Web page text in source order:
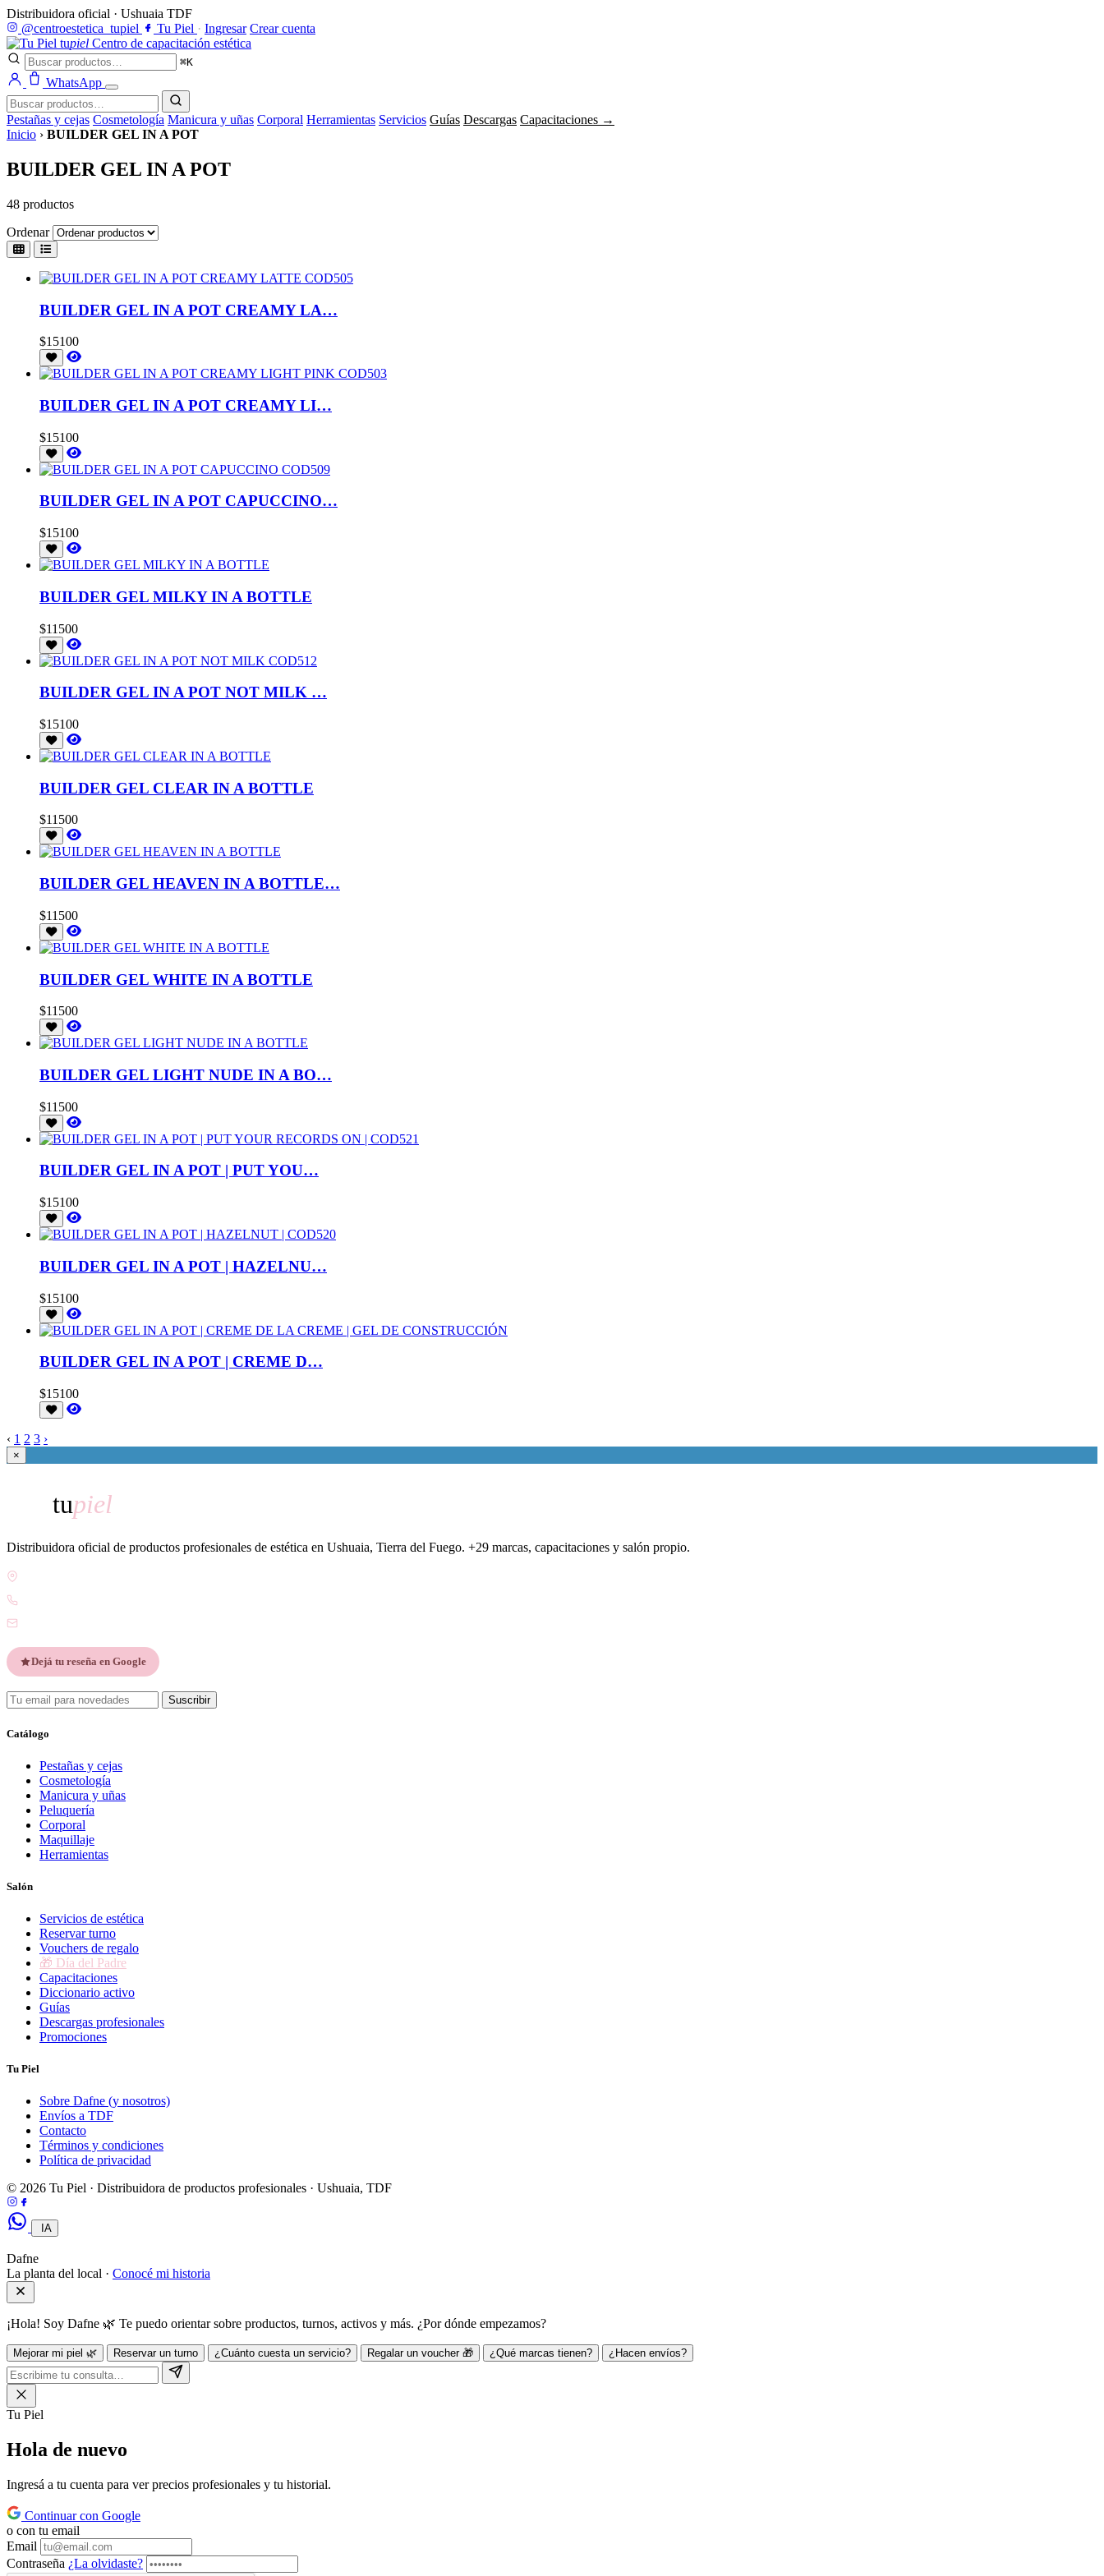
Distribuidora oficial · Ushuaia TDF
@centroestetica_tupiel
Tu Piel · Ingresar Crear cuenta
tupiel Centro de capacitación estética
⌘K
WhatsApp
Pestañas y cejas Cosmetología Manicura y uñas Corporal Herramientas Servicios Guías Descargas Capacitaciones →
Inicio › BUILDER GEL IN A POT
BUILDER GEL IN A POT
48 productos
Ordenar
BUILDER GEL IN A POT CREAMY LA…
$15100
BUILDER GEL IN A POT CREAMY LI…
$15100
BUILDER GEL IN A POT CAPUCCINO…
$15100
BUILDER GEL MILKY IN A BOTTLE
$11500
BUILDER GEL IN A POT NOT MILK …
$15100
BUILDER GEL CLEAR IN A BOTTLE
$11500
BUILDER GEL HEAVEN IN A BOTTLE…
$11500
BUILDER GEL WHITE IN A BOTTLE
$11500
BUILDER GEL LIGHT NUDE IN A BO…
$11500
BUILDER GEL IN A POT | PUT YOU…
$15100
BUILDER GEL IN A POT | HAZELNU…
$15100
BUILDER GEL IN A POT | CREME D…
$15100
‹ 1 2 3 ›
×
tupiel
Distribuidora oficial de productos profesionales de estética en Ushuaia, Tierra del Fuego. +29 marcas, capacitaciones y salón propio.
Dejá tu reseña en Google
Suscribir
Catálogo
Pestañas y cejas
Cosmetología
Manicura y uñas
Peluquería
Corporal
Maquillaje
Herramientas
Salón
Servicios de estética
Reservar turno
Vouchers de regalo
🎁 Día del Padre
Capacitaciones
Diccionario activo
Guías
Descargas profesionales
Promociones
Tu Piel
Sobre Dafne (y nosotros)
Envíos a TDF
Contacto
Términos y condiciones
Política de privacidad
© 2026 Tu Piel · Distribuidora de productos profesionales · Ushuaia, TDF
IA
Dafne
La planta del local · Conocé mi historia
¡Hola! Soy Dafne 🌿 Te puedo orientar sobre productos, turnos, activos y más. ¿Por dónde empezamos?
Mejorar mi piel 🌿 Reservar un turno ¿Cuánto cuesta un servicio? Regalar un voucher 🎁 ¿Qué marcas tienen? ¿Hacen envíos?
Tu Piel
Hola de nuevo
Ingresá a tu cuenta para ver precios profesionales y tu historial.
Continuar con Google
o con tu email
Email
Contraseña ¿La olvidaste?